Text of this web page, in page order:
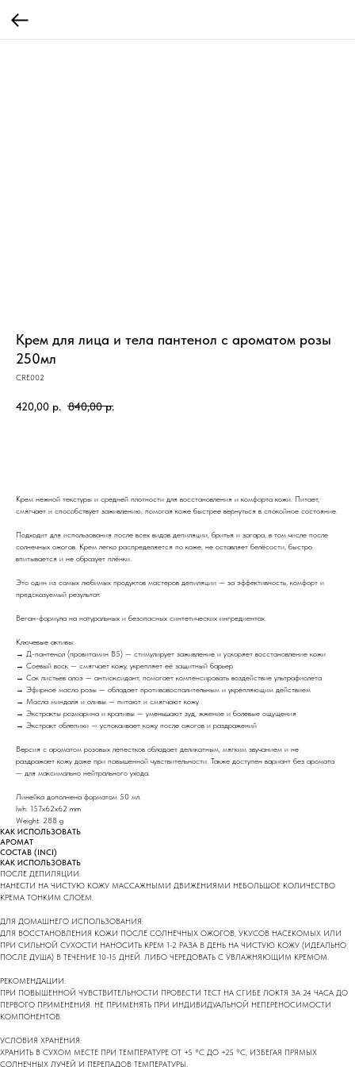
Крем для лица и тела пантенол с ароматом розы
250мл
CRE002
420,00 р. 840,00 р.
Крем нежной текстуры и средней плотности для восстановления и комфорта кожи. Питает,
смягчает и способствует заживлению, помогая коже быстрее вернуться в спокойное состояние.
Подходит для использования после всех видов депиляции, бритья и загара, в том числе после
солнечных ожогов. Крем легко распределяется по коже, не оставляет белёсости, быстро
впитывается и не образует плёнки.
Это один из самых любимых продуктов мастеров депиляции — за эффективность, комфорт и
предсказуемый результат.
Веган-формула на натуральных и безопасных синтетических ингредиентах.
Ключевые активы:
→ Д-пантенол (провитамин B5) — стимулирует заживление и ускоряет восстановление кожи
→ Соевый воск — смягчает кожу, укрепляет её защитный барьер
→ Сок листьев алоэ — антиоксидант, помогает компенсировать воздействие ультрафиолета
→ Эфирное масло розы — обладает противовоспалительным и укрепляющим действием
→ Масла миндаля и оливы — питают и смягчают кожу
→ Экстракты розмарина и крапивы — уменьшают зуд, жжение и болевые ощущения
→ Экстракт облепихи — успокаивает кожу после ожогов и раздражений
Версия с ароматом розовых лепестков обладает деликатным, мягким звучанием и не
раздражает кожу даже при повышенной чувствительности. Также доступен вариант без аромата
— для максимально нейтрального ухода.
Линейка дополнена форматом 50 мл.
lwh: 157x62x62 mm
Weight: 288 g
КАК ИСПОЛЬЗОВАТЬ
АРОМАТ
СОСТАВ (INCI)
КАК ИСПОЛЬЗОВАТЬ
ПОСЛЕ ДЕПИЛЯЦИИ:
НАНЕСТИ НА ЧИСТУЮ КОЖУ МАССАЖНЫМИ ДВИЖЕНИЯМИ НЕБОЛЬШОЕ КОЛИЧЕСТВО
КРЕМА ТОНКИМ СЛОЕМ.
ДЛЯ ДОМАШНЕГО ИСПОЛЬЗОВАНИЯ:
ДЛЯ ВОССТАНОВЛЕНИЯ КОЖИ ПОСЛЕ СОЛНЕЧНЫХ ОЖОГОВ, УКУСОВ НАСЕКОМЫХ ИЛИ
ПРИ СИЛЬНОЙ СУХОСТИ НАНОСИТЬ КРЕМ 1-2 РАЗА В ДЕНЬ НА ЧИСТУЮ КОЖУ (ИДЕАЛЬНО
ПОСЛЕ ДУША) В ТЕЧЕНИЕ 10-15 ДНЕЙ. ЛИБО ЧЕРЕДОВАТЬ С УВЛАЖНЯЮЩИМ КРЕМОМ.
РЕКОМЕНДАЦИИ:
ПРИ ПОВЫШЕННОЙ ЧУВСТВИТЕЛЬНОСТИ ПРОВЕСТИ ТЕСТ НА СГИБЕ ЛОКТЯ ЗА 24 ЧАСА ДО
ПЕРВОГО ПРИМЕНЕНИЯ. НЕ ПРИМЕНЯТЬ ПРИ ИНДИВИДУАЛЬНОЙ НЕПЕРЕНОСИМОСТИ
КОМПОНЕНТОВ.
УСЛОВИЯ ХРАНЕНИЯ:
ХРАНИТЬ В СУХОМ МЕСТЕ ПРИ ТЕМПЕРАТУРЕ ОТ +5 °C ДО +25 °C, ИЗБЕГАЯ ПРЯМЫХ
СОЛНЕЧНЫХ ЛУЧЕЙ И ПЕРЕПАДОВ ТЕМПЕРАТУРЫ.